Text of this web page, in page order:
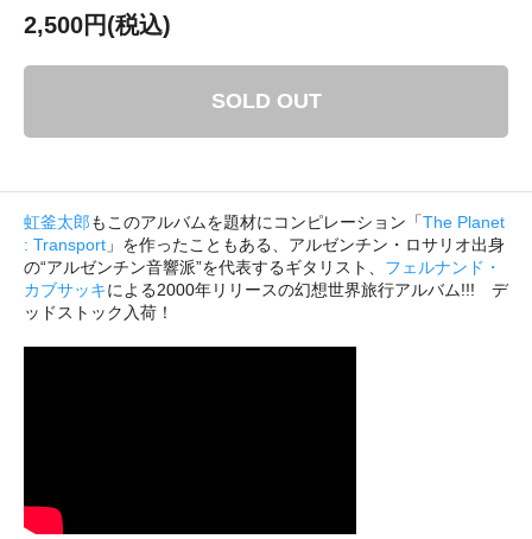
2,500円(税込)
SOLD OUT
虹釜太郎もこのアルバムを題材にコンピレーション「The Planet
: Transport 」を作ったこともある、アルゼンチン・ロサリオ出身
の“アルゼンチン音響派”を代表するギタリスト、 フェルナンド・
カブサッキによる2000年リリースの幻想世界旅行アルバム!!! デ
ッドストック入荷！